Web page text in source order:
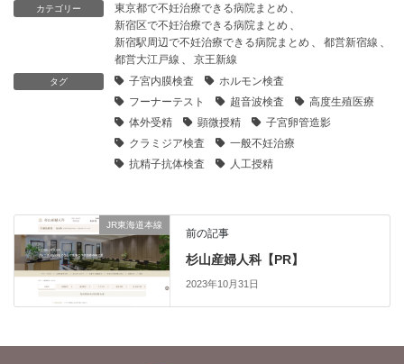
カテゴリー 東京都で不妊治療できる病院まとめ 、
新宿区で不妊治療できる病院まとめ 、
新宿駅周辺で不妊治療できる病院まとめ 、 都営新宿線 、
都営大江戸線 、 京王新線
タグ 子宮内膜検査
ホルモン検査
フーナーテスト
超音波検査
高度生殖医療
体外受精
顕微授精
子宮卵管造影
クラミジア検査
一般不妊治療
抗精子抗体検査
人工授精
JR東海道本線
前の記事
杉山産婦人科【PR】
2023年10月31日